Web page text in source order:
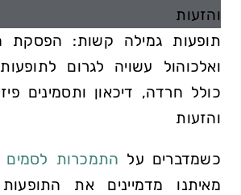
תופעות גמילה קשות: הפסקת
ואלכוהול עשויה לגרום
כולל חרדה, דיכאון ותסמינים
והזעות
כשמדברים על התמכרות לסמים
מאיתנו מדמיינים את